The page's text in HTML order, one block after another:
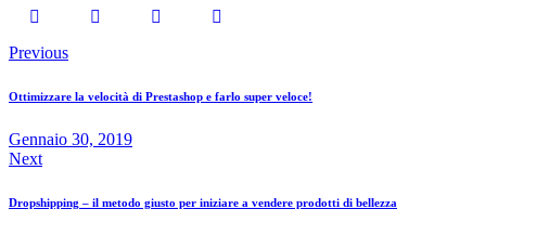
Previous
Ottimizzare la velocità di Prestashop e farlo super veloce!
Gennaio 30, 2019
Next
Dropshipping – il metodo giusto per iniziare a vendere prodotti di bellezza